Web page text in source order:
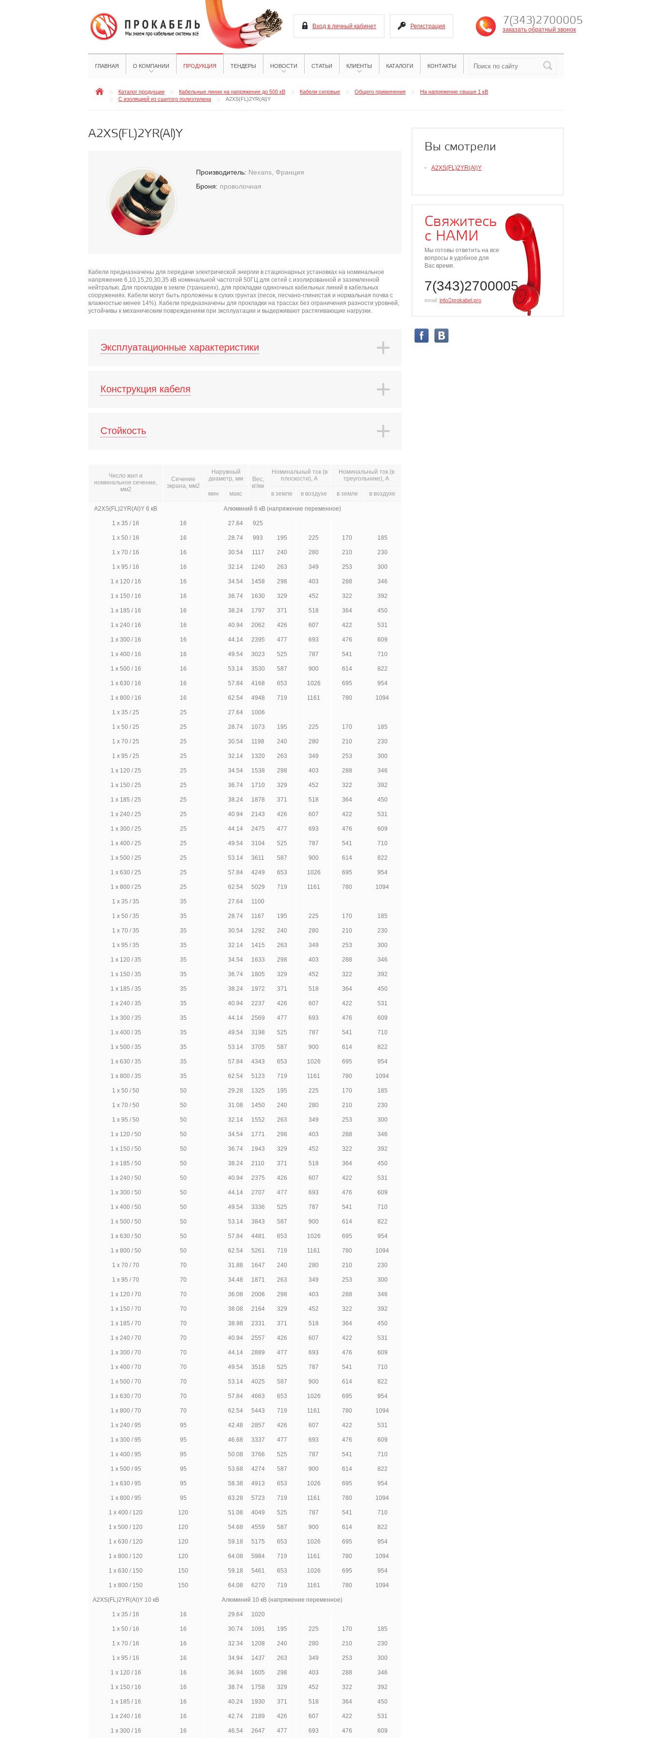
Вход в личный кабинет Регистрация 7(343)2700005
заказать обратный звонок
ГЛАВНАЯ О КОМПАНИИ ПРОДУКЦИЯ ТЕНДЕРЫ НОВОСТИ СТАТЬИ КЛИЕНТЫ КАТАЛОГИ КОНТАКТЫ
Каталог продукции Кабельные линии на напряжение до 500 кВ Кабели силовые Общего применения
На напряжение свыше 1 кВ
С изоляцией из сшитого полиэтилена
A2XS(FL)2YR(Al)Y
A2XS(FL)2YR(Al)Y
Производитель: Nexans, Франция
Броня: проволочная
Кабели предназначены для передачи электрической энергии в стационарных установках на номинальное
напряжение 6,10,15,20,30,35 кВ номинальной частотой 50ГЦ для сетей с изолированной и заземленной
нейтралью. Для прокладки в земле (траншеях), для прокладки одиночных кабельных линий в кабельных
сооружениях. Кабели могут быть проложены в сухих грунтах (песок, песчано-глинистая и нормальная почва с
влажностью менее 14%). Кабели предназначены для прокладки на трассах без ограничения разности уровней,
устойчивы к механическим повреждениям при эксплуатации и выдерживают растягивающие нагрузки.
Эксплуатационные характеристики
Конструкция кабеля
Стойкость
Число жил и
номинальное сечение,
мм2
Сечение
экрана, мм2
Наружный
диаметр, мм
Вес,
кг/км
Номинальный ток (в
плоскости), А
Номинальный ток (в
треугольнике), А
мин макс в земле в воздухе в земле в воздухе
A2XS(FL)2YR(Al)Y 6 кВ Алюминий 6 кВ (напряжение переменное)
1 х 35 / 16 16 27.64 925
1 х 50 / 16 16 28.74 993 195 225 170 185
1 х 70 / 16 16 30.54 1117 240 280 210 230
1 х 95 / 16 16 32.14 1240 263 349 253 300
1 х 120 / 16 16 34.54 1458 298 403 288 346
1 х 150 / 16 16 36.74 1630 329 452 322 392
1 х 185 / 16 16 38.24 1797 371 518 364 450
1 х 240 / 16 16 40.94 2062 426 607 422 531
1 х 300 / 16 16 44.14 2395 477 693 476 609
1 х 400 / 16 16 49.54 3023 525 787 541 710
1 х 500 / 16 16 53.14 3530 587 900 614 822
1 х 630 / 16 16 57.84 4168 653 1026 695 954
1 х 800 / 16 16 62.54 4948 719 1161 780 1094
1 х 35 / 25 25 27.64 1006
1 х 50 / 25 25 28.74 1073 195 225 170 185
1 х 70 / 25 25 30.54 1198 240 280 210 230
1 х 95 / 25 25 32.14 1320 263 349 253 300
1 х 120 / 25 25 34.54 1538 298 403 288 346
1 х 150 / 25 25 36.74 1710 329 452 322 392
1 х 185 / 25 25 38.24 1878 371 518 364 450
1 х 240 / 25 25 40.94 2143 426 607 422 531
1 х 300 / 25 25 44.14 2475 477 693 476 609
1 х 400 / 25 25 49.54 3104 525 787 541 710
1 х 500 / 25 25 53.14 3611 587 900 614 822
1 х 630 / 25 25 57.84 4249 653 1026 695 954
1 х 800 / 25 25 62.54 5029 719 1161 780 1094
1 х 35 / 35 35 27.64 1100
1 х 50 / 35 35 28.74 1167 195 225 170 185
1 х 70 / 35 35 30.54 1292 240 280 210 230
1 х 95 / 35 35 32.14 1415 263 349 253 300
1 х 120 / 35 35 34.54 1633 298 403 288 346
1 х 150 / 35 35 36.74 1805 329 452 322 392
1 х 185 / 35 35 38.24 1972 371 518 364 450
1 х 240 / 35 35 40.94 2237 426 607 422 531
1 х 300 / 35 35 44.14 2569 477 693 476 609
1 х 400 / 35 35 49.54 3198 525 787 541 710
1 х 500 / 35 35 53.14 3705 587 900 614 822
1 х 630 / 35 35 57.84 4343 653 1026 695 954
1 х 800 / 35 35 62.54 5123 719 1161 780 1094
1 х 50 / 50 50 29.28 1325 195 225 170 185
1 х 70 / 50 50 31.08 1450 240 280 210 230
1 х 95 / 50 50 32.14 1552 263 349 253 300
1 х 120 / 50 50 34.54 1771 298 403 288 346
1 х 150 / 50 50 36.74 1943 329 452 322 392
1 х 185 / 50 50 38.24 2110 371 518 364 450
1 х 240 / 50 50 40.94 2375 426 607 422 531
1 х 300 / 50 50 44.14 2707 477 693 476 609
1 х 400 / 50 50 49.54 3336 525 787 541 710
1 х 500 / 50 50 53.14 3843 587 900 614 822
1 х 630 / 50 50 57.84 4481 653 1026 695 954
1 х 800 / 50 50 62.54 5261 719 1161 780 1094
1 х 70 / 70 70 31.88 1647 240 280 210 230
1 х 95 / 70 70 34.48 1871 263 349 253 300
1 х 120 / 70 70 36.08 2006 298 403 288 346
1 х 150 / 70 70 38.08 2164 329 452 322 392
1 х 185 / 70 70 38.98 2331 371 518 364 450
1 х 240 / 70 70 40.94 2557 426 607 422 531
1 х 300 / 70 70 44.14 2889 477 693 476 609
1 х 400 / 70 70 49.54 3518 525 787 541 710
1 х 500 / 70 70 53.14 4025 587 900 614 822
1 х 630 / 70 70 57.84 4663 653 1026 695 954
1 х 800 / 70 70 62.54 5443 719 1161 780 1094
1 х 240 / 95 95 42.48 2857 426 607 422 531
1 х 300 / 95 95 46.68 3337 477 693 476 609
1 х 400 / 95 95 50.08 3766 525 787 541 710
1 х 500 / 95 95 53.68 4274 587 900 614 822
1 х 630 / 95 95 58.38 4913 653 1026 695 954
1 х 800 / 95 95 63.28 5723 719 1161 780 1094
1 х 400 / 120 120 51.08 4049 525 787 541 710
1 х 500 / 120 120 54.68 4559 587 900 614 822
1 х 630 / 120 120 59.18 5175 653 1026 695 954
1 х 800 / 120 120 64.08 5984 719 1161 780 1094
1 х 630 / 150 150 59.18 5461 653 1026 695 954
1 х 800 / 150 150 64.08 6270 719 1161 780 1094
A2XS(FL)2YR(Al)Y 10 кВ Алюминий 10 кВ (напряжение переменное)
1 х 35 / 16 16 29.64 1020
1 х 50 / 16 16 30.74 1091 195 225 170 185
1 х 70 / 16 16 32.34 1208 240 280 210 230
1 х 95 / 16 16 34.94 1437 263 349 253 300
1 х 120 / 16 16 36.94 1605 298 403 288 346
1 х 150 / 16 16 38.74 1758 329 452 322 392
1 х 185 / 16 16 40.24 1930 371 518 364 450
1 х 240 / 16 16 42.74 2189 426 607 422 531
1 х 300 / 16 16 46.54 2647 477 693 476 609
Вы смотрели
A2XS(FL)2YR(Al)Y
Свяжитесь
с НАМИ
Мы готовы ответить на все
вопросы в удобное для
Вас время.
7(343)2700005
email: info⃝prokabel.pro